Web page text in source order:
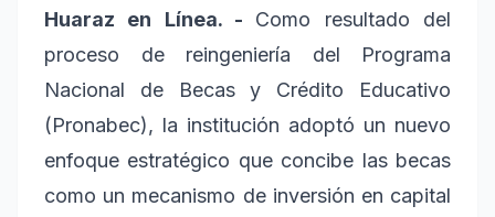
Huaraz en Línea. - Como resultado del
proceso de reingeniería del Programa
Nacional de Becas y Crédito Educativo
(Pronabec), la institución adoptó un nuevo
enfoque estratégico que concibe las becas
como un mecanismo de inversión en capital